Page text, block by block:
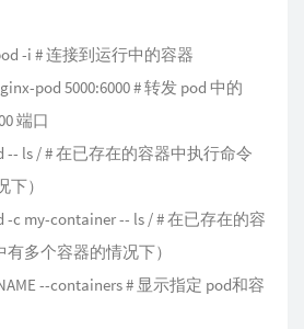
-i # 连接到运行中的容器
pod 5000:6000 # 转发 pod 中的
端口
-- ls / # 在已存在的容器中执行命令
下）
-c my-container -- ls / # 在已存在的容
多个容器的情况下）
--containers # 显示指定 pod和容